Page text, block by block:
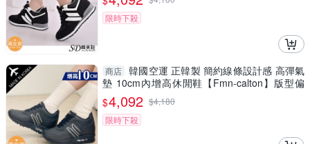
限時下殺
商店 韓國空運 正韓製 簡約線條設計感 高彈氣
墊 10cm內增高休閒鞋【Fmn-calton】版型偏
小 / SD韓美鞋
$4,092 $4,180
限時下殺